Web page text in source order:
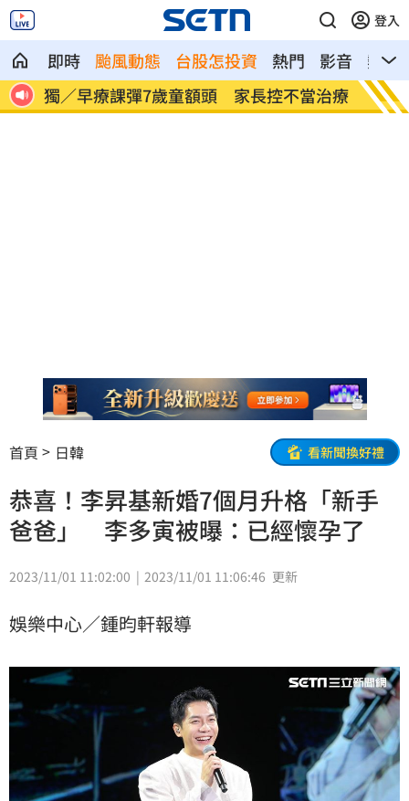
登入
即時 颱風動態 台股怎投資 熱門 影音
熱搜
困
獨／早療課彈7歲童額頭 家長控不當治療
「聲」
首頁 日韓 看新聞換好禮
恭喜！李昇基新婚7個月升格「新手
爸爸」 李多寅被曝：已經懷孕了
2023/11/01 11:02:00 2023/11/01 11:06:46 更新
娛樂中心／鍾昀軒報導